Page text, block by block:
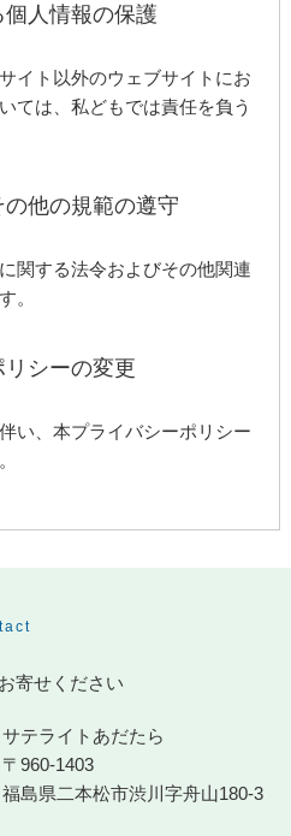
人情報の保護
イト以外のウェブサイトにお
ては、私どもでは責任を負う
他の規範の遵守
関する法令およびその他関連
。
シーの変更
い、本プライバシーポリシー
寄せください
サテライトあだたら
〒960-1403
福島県二本松市渋川字舟山180-3